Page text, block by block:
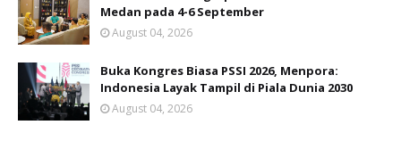
Medan pada 4-6 September
August 04, 2026
Buka Kongres Biasa PSSI 2026, Menpora:
Indonesia Layak Tampil di Piala Dunia 2030
August 04, 2026